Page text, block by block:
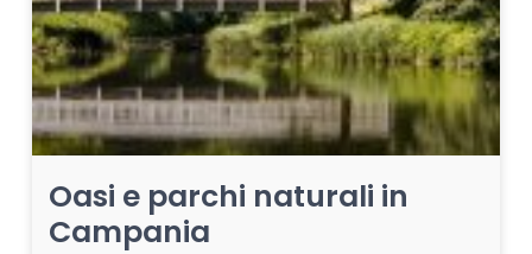
Oasi e parchi naturali in
Campania